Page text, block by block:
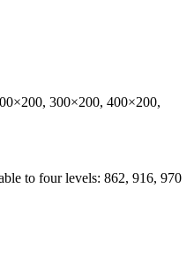
300×200, 400×200,
to four levels: 862, 916, 970